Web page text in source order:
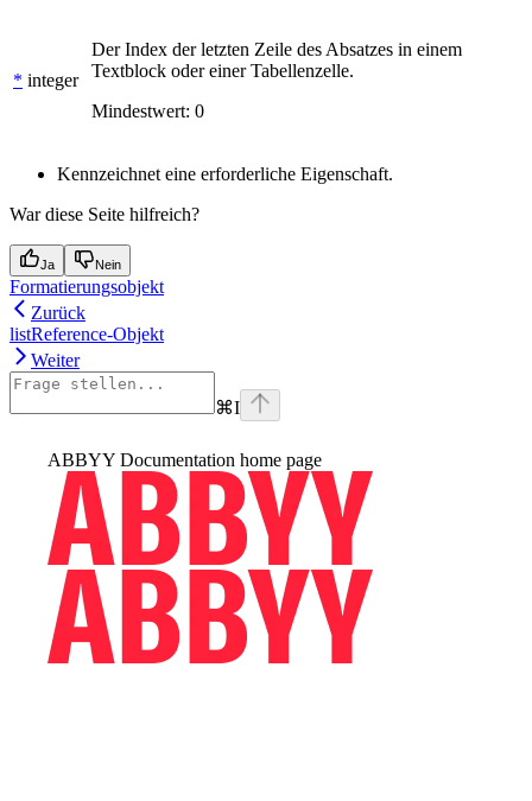
* integer
Der Index der letzten Zeile des Absatzes in einem
Textblock oder einer Tabellenzelle.
Mindestwert: 0
Kennzeichnet eine erforderliche Eigenschaft.
War diese Seite hilfreich?
Ja Nein
Formatierungsobjekt
Zurück
listReference-Objekt
Weiter
⌘I
ABBYY Documentation home page